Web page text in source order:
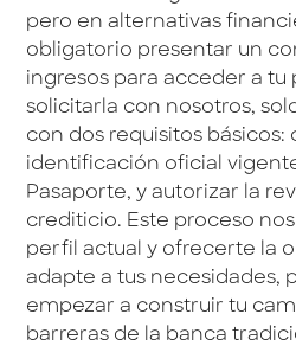
pero en alternativas
obligatorio presentar un
ingresos para acceder a tu
solicitarla con nosotros,
con dos requisitos básicos:
identificación oficial
Pasaporte, y autorizar la
crediticio. Este proceso
perfil actual y ofrecerte la
adapte a tus necesidades,
empezar a construir tu
barreras de la banca